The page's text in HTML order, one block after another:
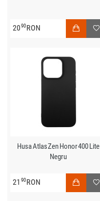
2090RON
Husa Atlas Zen Honor 400 Lite
Negru
21 90RON